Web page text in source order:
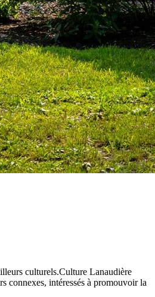
culturels.Culture Lanaudière
connexes, intéressés à promouvoir la